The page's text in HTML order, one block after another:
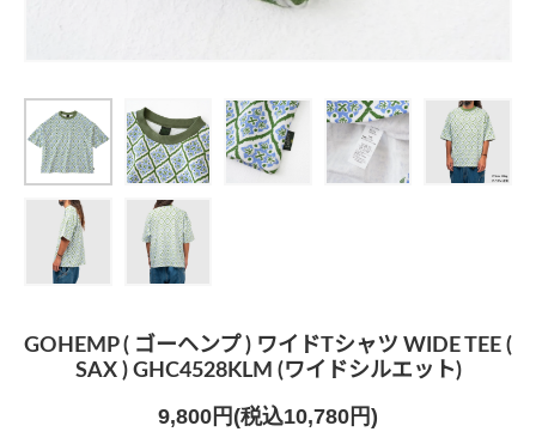
GOHEMP ( ゴーヘンプ ) ワイドTシャツ WIDE TEE (
SAX ) GHC4528KLM (ワイドシルエット)
9,800円(税込10,780円)